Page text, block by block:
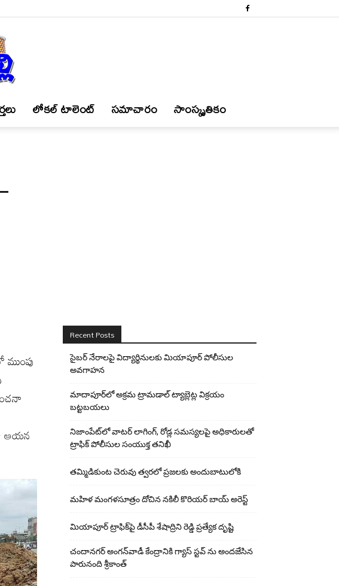
లోకల్ టాలెంట్ స‌మాచారం సాంస్కృతికం
ఆయన
Recent Posts
సైబర్ నేరాలపై విద్యార్థినులకు మియాపూర్ పోలీసుల
అవగాహన
మాదాపూర్‌లో అక్రమ ట్రామడాల్ ట్యాబ్లెట్ల విక్రయం
బట్టబయలు
నిజాంపేట్‌లో వాటర్ లాగింగ్, రోడ్ల సమస్యలపై అధికారులతో
ట్రాఫిక్ పోలీసుల సంయుక్త తనిఖీ
తమ్మిడికుంట చెరువు త్వరలో ప్రజలకు అందుబాటులోకి
మహిళ మంగళసూత్రం దోచిన నకిలీ కొరియర్ బాయ్ అరెస్ట్
మియాపూర్ ట్రాఫిక్‌పై డీసీపీ శేషాద్రిని రెడ్డి ప్రత్యేక దృష్టి
చందానగర్ అంగన్‌వాడీ కేంద్రానికి గ్యాస్ స్టవ్ ను అందజేసిన
పారునంది శ్రీకాంత్